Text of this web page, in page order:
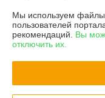
Индивидуальный
Викторович
ул Плеханово 56/1 кв.82
Регистрационный номер
Мы используем файлы
пользователей
рекомендаций. Вы
отключить их.